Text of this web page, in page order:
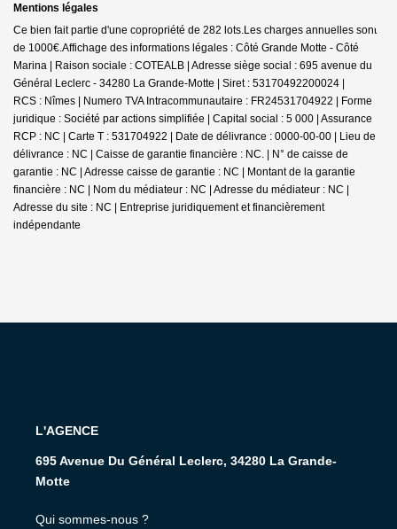
Mentions légales
Ce bien fait partie d'une copropriété de 282 lots.Les charges annuelles sont
de 1000€.Affichage des informations légales : Côté Grande Motte - Côté
Marina | Raison sociale : COTEALB | Adresse siège social : 695 avenue du
Général Leclerc - 34280 La Grande-Motte | Siret : 53170492200024 |
RCS : Nîmes | Numero TVA Intracommunautaire : FR24531704922 | Forme
juridique : Société par actions simplifiée | Capital social : 5 000 | Assurance
RCP : NC | Carte T : 531704922 | Date de délivrance : 0000-00-00 | Lieu de
délivrance : NC | Caisse de garantie financière : NC. | N° de caisse de
garantie : NC | Adresse caisse de garantie : NC | Montant de la garantie
financière : NC | Nom du médiateur : NC | Adresse du médiateur : NC |
Adresse du site : NC | Entreprise juridiquement et financièrement
indépendante
L'AGENCE
695 Avenue Du Général Leclerc, 34280 La Grande-
Motte
Qui sommes-nous ?